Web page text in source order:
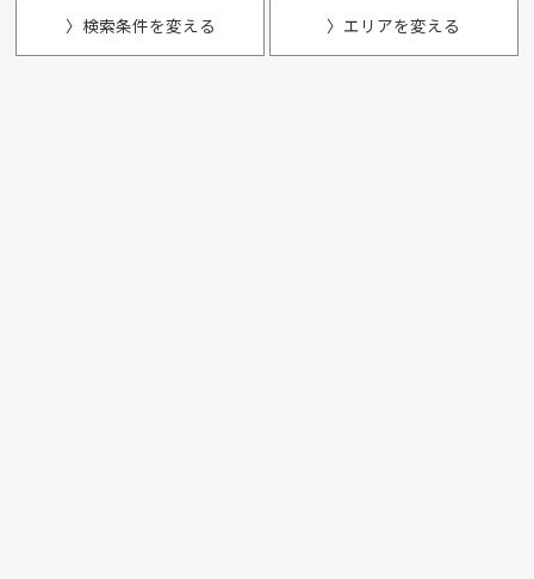
〉検索条件を変える 〉エリアを変える